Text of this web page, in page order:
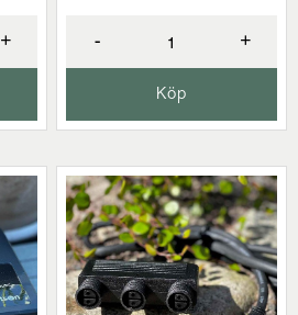
+ - +
Köp